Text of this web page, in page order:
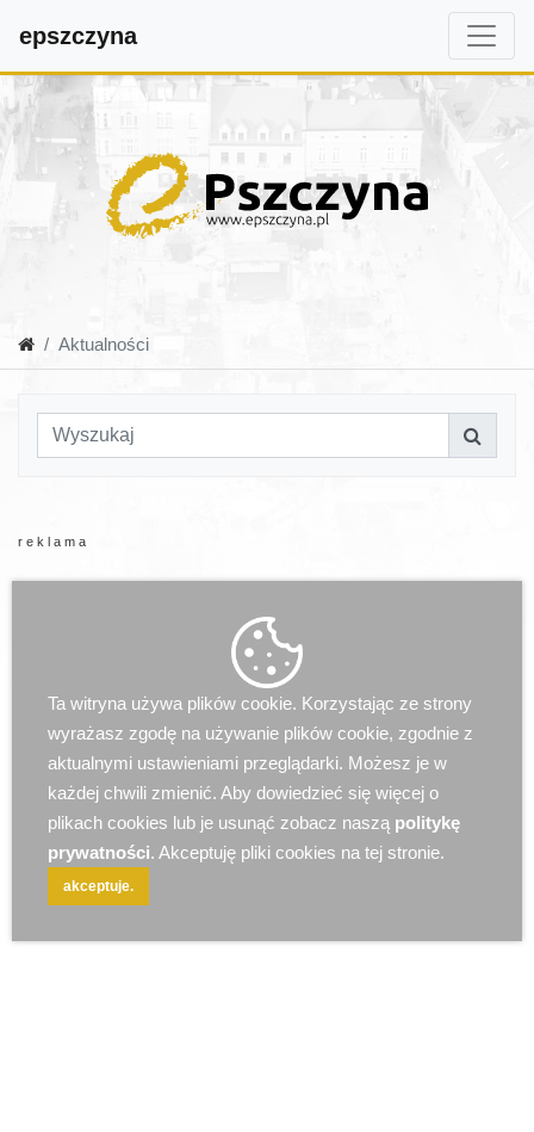
epszczyna
Aktualności
r e k l a m a
Ta witryna używa plików cookie. Korzystając ze strony
wyrażasz zgodę na używanie plików cookie, zgodnie z
aktualnymi ustawieniami przeglądarki. Możesz je w
każdej chwili zmienić. Aby dowiedzieć się więcej o
plikach cookies lub je usunąć zobacz naszą politykę
prywatności. Akceptuję pliki cookies na tej stronie.
akceptuje.